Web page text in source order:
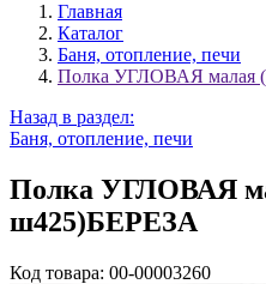
Главная
Каталог
Баня, отопление, печи
Полка УГЛОВАЯ малая
Назад в раздел:
Баня, отопление, печи
Полка УГЛОВАЯ
ш425)БЕРЕЗА
Код товара: 00-00003260